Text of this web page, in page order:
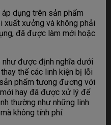
dụng trên sản phẩm
xuất xưởng và không phải
đã được làm mới hoặc
được định nghĩa dưới
thế các linh kiện bị lỗi
phẩm tương đương với
hay đã được xử lý để
thường như những linh
không tính phí.